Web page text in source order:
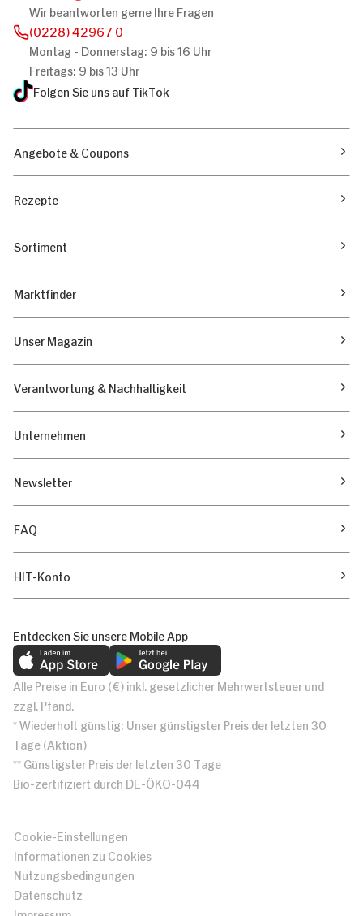
Wir beantworten gerne Ihre Fragen
(0228) 42967 0
Montag - Donnerstag: 9 bis 16 Uhr
Freitags: 9 bis 13 Uhr
Folgen Sie uns auf TikTok
Angebote & Coupons
Rezepte
Sortiment
Marktfinder
Unser Magazin
Verantwortung & Nachhaltigkeit
Unternehmen
Newsletter
FAQ
HIT-Konto
Entdecken Sie unsere Mobile App
Alle Preise in Euro (€) inkl. gesetzlicher Mehrwertsteuer und
zzgl. Pfand.
* Wiederholt günstig: Unser günstigster Preis der letzten 30
Tage (Aktion)
** Günstigster Preis der letzten 30 Tage
Bio-zertifiziert durch DE-ÖKO-044
Cookie-Einstellungen
Informationen zu Cookies
Nutzungsbedingungen
Datenschutz
Impressum